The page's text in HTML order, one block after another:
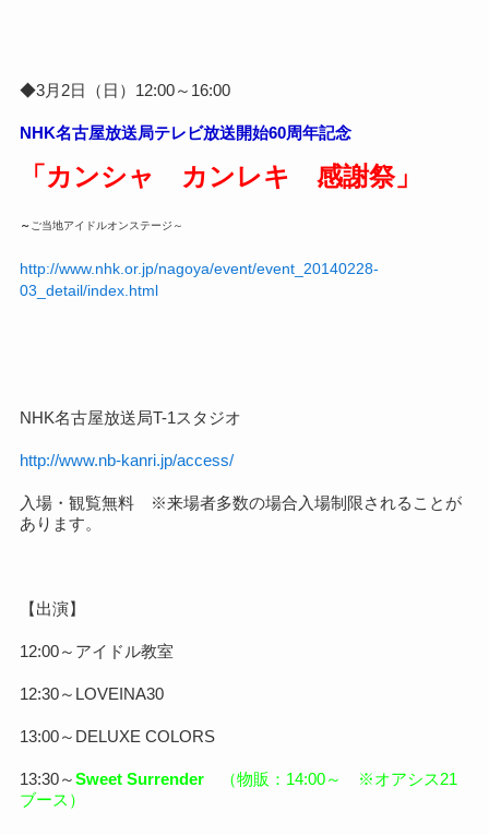
◆3月2日（日）12:00～16:00
NHK名古屋放送局テレビ放送開始60周年記念
「カンシャ カンレキ 感謝祭」
～ ご当地アイドルオンステージ～
http://www.nhk.or.jp/nagoya/event/event_20140228-
03_detail/index.html
NHK名古屋放送局T-1スタジオ
http://www.nb-kanri.jp/access/
入場・観覧無料 ※来場者多数の場合入場制限されることが
あります。
【出演】
12:00～アイドル教室
12:30～LOVEINA30
13:00～DELUXE COLORS
13:30～Sweet Surrender
（物販：14:00～ ※オアシス21
ブース）